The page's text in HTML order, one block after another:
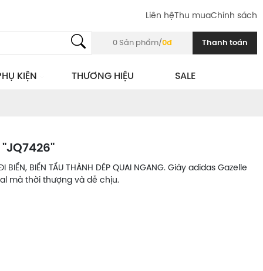
Liên hệThu muaChính sách
0 Sản phẩm/0đ Thanh toán
KIỆN THƯƠNG HIỆU SALE
"JQ7426"
BIỂN, BIẾN TẤU THÀNH DÉP QUAI NGANG. Giày adidas Gazelle
mà thời thượng và dễ chịu.